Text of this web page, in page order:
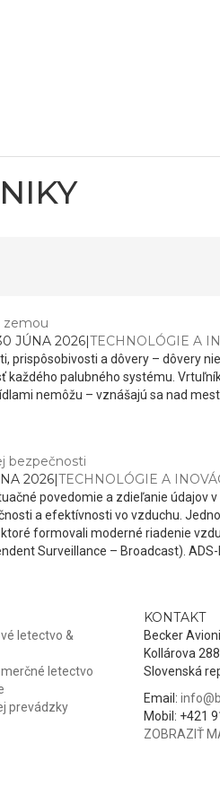
zemou
JÚNA 2026|TECHNOLÓGIE A
prispôsobivosti a dôvery – dôvery
každého palubného systému.
nemôžu – vznášajú sa nad
bezpečnosti
2026|TECHNOLÓGIE A
povedomie a zdieľanie údajov
a efektívnosti vo vzduchu.
formovali moderné riadenie
Surveillance – Broadcast). ADS-
letectvo &
letectvo
prevádzky
KONTAKT
Becker
Kollárova
Slovenská
Email:
Mobil: +421
ZOBRAZIŤ